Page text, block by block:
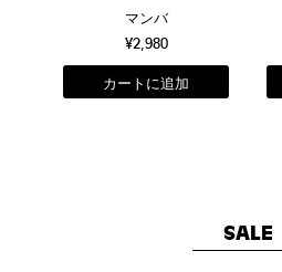
マンバ
¥2,980
SALE